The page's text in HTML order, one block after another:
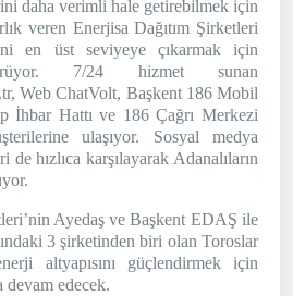
daha verimli hale getirebilmek için
veren Enerjisa Dağıtım Şirketleri
en üst seviyeye çıkarmak için
7/24 hizmet sunan
Web ChatVolt, Başkent 186 Mobil
İhbar Hattı ve 186 Çağrı Merkezi
ulaşıyor. Sosyal medya
hızlıca karşılayarak Adanalıların
Ayedaş ve Başkent EDAŞ ile
3 şirketinden biri olan Toroslar
altyapısını güçlendirmek için
devam edecek.